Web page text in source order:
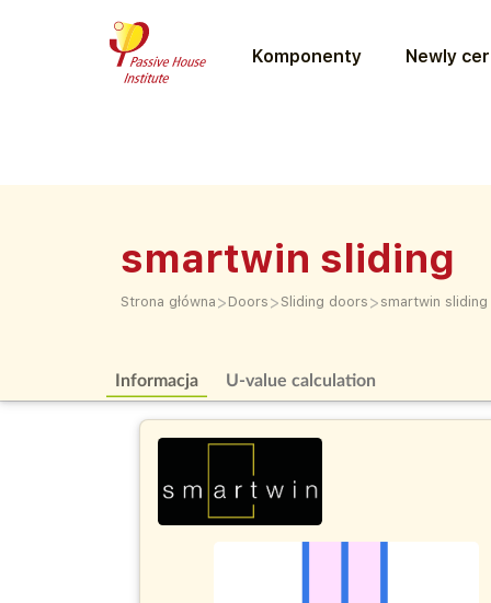
Komponenty Newly
smartwin sliding
Strona główna > Doors > Sliding doors > smartwin sliding
Informacja U-value calculation